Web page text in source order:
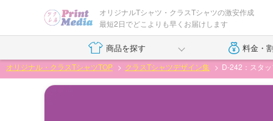
オリジナルTシャツ・クラスTシャツの激安作成
最短2日でどこよりも早くお届けします
商品を探す 料金・
オリジナル・クラスTシャツTOP クラスTシャツデザイン集 D-242：スタ